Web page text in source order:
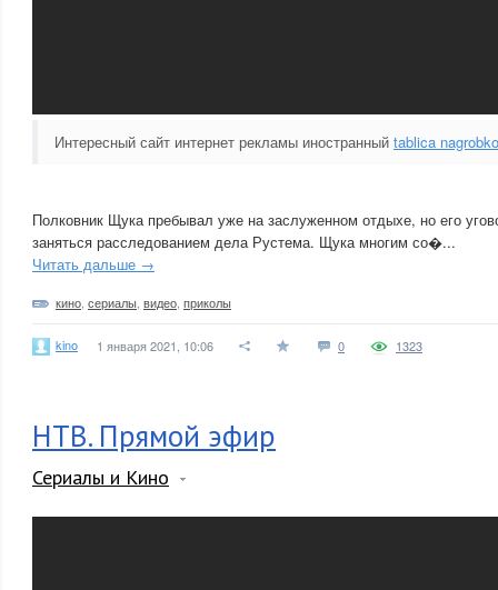
Интересный сайт интернет рекламы иностранный tablica
Полковник Щука пребывал уже на заслуженном отдыхе, но его
заняться расследованием дела Рустема. Щука многим со�...
Читать дальше →
кино сериалы видео приколы
kino 1 января 2021, 10:06 0 1323
НТВ. Прямой эфир
Сериалы и Кино